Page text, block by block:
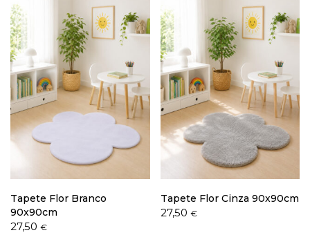
Tapete Flor Branco
90x90cm
27,50 €
Tapete Flor Cinza 90x90cm
27,50 €